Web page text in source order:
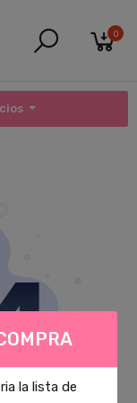
0
la lista de